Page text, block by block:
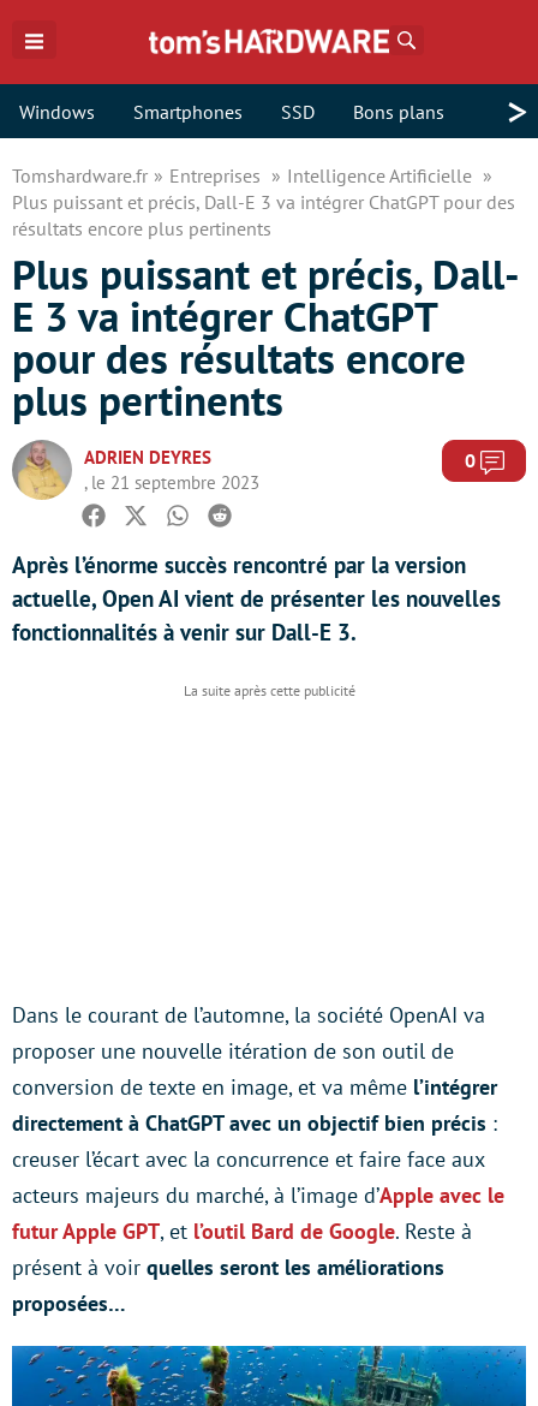
Windows Smartphones SSD Bons plans >
Tomshardware.fr Entreprises
Intelligence Artificielle
Plus puissant et précis, Dall-E 3 va intégrer ChatGPT pour des
résultats encore plus pertinents
Plus puissant et précis, Dall-
E 3 va intégrer ChatGPT
pour des résultats encore
plus pertinents
ADRIEN DEYRES
, le 21 septembre 2023
0
Facebook
TwitterWhatsapp
Reddit
Après l’énorme succès rencontré par la version
actuelle, Open AI vient de présenter les nouvelles
fonctionnalités à venir sur Dall-E 3.
Dans le courant de l’automne, la société OpenAI va
proposer une nouvelle itération de son outil de
conversion de texte en image, et va même l’intégrer
directement à ChatGPT avec un objectif bien précis :
creuser l’écart avec la concurrence et faire face aux
acteurs majeurs du marché, à l’image d’Apple avec le
futur Apple GPT, et l’outil Bard de Google. Reste à
présent à voir quelles seront les améliorations
proposées…